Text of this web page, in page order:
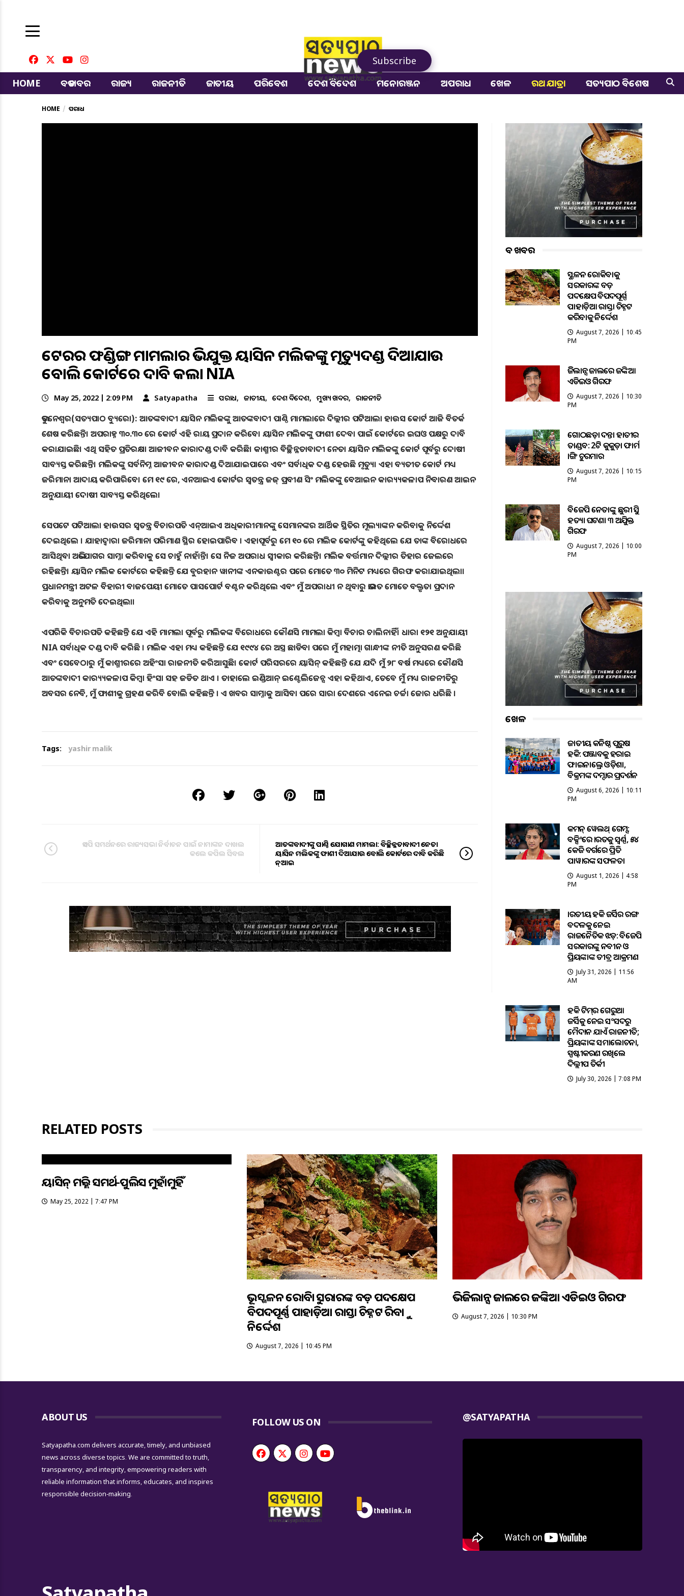
Subscribe
HOME
ବଡ ଖବର ରାଜ୍ୟ ରାଜନୀତି ଜାତୀୟ ପରିବେଶ ଦେଶ ବିଦେଶ ମନୋରଞ୍ଜନ ଅପରାଧ ଖେଳ ରଥ ଯାତ୍ରା ସତ୍ୟପାଠ ବିଶେଷ
HOME ଅପରାଧ
ଟେରର ଫଣ୍ଡିଙ୍ଗ ମାମଲାର ଅଭିଯୁକ୍ତ ୟାସିନ ମଲିକଙ୍କୁ ମୃତ୍ୟୁଦଣ୍ଡ ଦିଆଯାଉ
ବୋଲି କୋର୍ଟରେ ଦାବି କଲା NIA
May 25, 2022 | 2:09 PM Satyapatha ଅପରାଧ ଜାତୀୟ ଦେଶ ବିଦେଶ ମୁଖ୍ୟ ଖବର ରାଜନୀତି
ଭୁବନେଶ୍ୱର(ସତ୍ୟପାଠ ବ୍ୟୁରୋ): ଆତଙ୍କବାଦୀ ୟାସିନ ମଲିକଙ୍କୁ ଆତଙ୍କବାଦୀ ପାଣ୍ଠି ମାମଲାରେ ଦିଲ୍ଲୀର ପଟିଆଲା ହାଉସ କୋର୍ଟ ଆଜି ବିତର୍କ
ଶେଷ କରିଛନ୍ତି। ଅପରାହ୍ନ ୩୦.୩୦ ରେ କୋର୍ଟ ଏହି ରାୟ ପ୍ରଦାନ କରିବେ। ୟାସିନ ମଲିକଙ୍କୁ ଫାଶୀ ଦେବା ପାଇଁ କୋର୍ଟରେ ଇଘଓ ପକ୍ଷରୁ ଦାବି
କରାଯାଇଛି। ଏଥି ସହିତ ପ୍ରତିରକ୍ଷା ଆଜୀବନ କାରାଦଣ୍ଡ ଦାବି କରିଛି। କାଶ୍ମୀର ବିଚ୍ଛିନ୍ନତାବାଦୀ ନେତା ୟାସିନ ମଲିକଙ୍କୁ କୋର୍ଟ ପୂର୍ବରୁ ଦୋଷୀ
ସାବ୍ୟସ୍ତ କରିଛନ୍ତି। ମଲିକଙ୍କୁ ସର୍ବନିମ୍ନ ଆଜୀବନ କାରାଦଣ୍ଡ ଦିଆଯାଇପାରେ ଏବଂ ସର୍ବାଧିକ ଦଣ୍ଡ ହେଉଛି ମୃତ୍ୟୁ। ଏହା ବ୍ୟତୀତ କୋର୍ଟ ମଧ୍ୟ
ଜରିମାନା ଆଦାୟ କରିପାରିବେ। ମେ ୧୯ ରେ, ଏନଆଇଏ କୋର୍ଟର ସ୍ୱତନ୍ତ୍ର ଜଜ୍ ପ୍ରବୀଣ ସିଂ ମଲିକଙ୍କୁ ବେଆଇନ କାର‌୍ୟ୍ୟକଳାପ ନିବାରଣ ଆଇନ
ଅନୁଯାୟୀ ଦୋଷୀ ସାବ୍ୟସ୍ତ କରିଥିଲେ।
ସେପଟେ ପଟିଆଲା ହାଉସର ସ୍ୱତନ୍ତ୍ର ବିଚାରପତି ଏନ୍ଆଇଏ ଅଧିକାରୀମାନଙ୍କୁ ସେମାନଙ୍କର ଆର୍ଥିକ ସ୍ଥିତିର ମୂଲ୍ୟାଙ୍କନ କରିବାକୁ ନିର୍ଦ୍ଦେଶ
ଦେଇଥିଲେ । ଯାହାଦ୍ୱାରା ଜରିମାନା ପରିମାଣ ସ୍ଥିର ହୋଇପାରିବ । ଏହାପୂର୍ବରୁ ମେ ୧୦ ରେ ମଲିକ କୋର୍ଟଙ୍କୁ କହିଥିଲେ ଯେ ତାଙ୍କ ବିରୋଧରେ
ଆସିଥିବା ଅଭିଯୋଗର ସାମ୍ନା କରିବାକୁ ସେ ଚାହୁଁ ନାହାଁନ୍ତି। ସେ ନିଜ ଅପରାଧ ସ୍ୱୀକାର କରିଛନ୍ତି। ମଲିକ ବର୍ତ୍ତମାନ ଦିଲ୍ଲୀର ତିହାର ଜେଲରେ
ରହିଛନ୍ତି। ୟାସିନ ମଲିକ କୋର୍ଟରେ କହିଛନ୍ତି ଯେ ବୁରହାନ ୱାନୀଙ୍କ ଏନକାଉଣ୍ଟର ପରେ ମୋତେ ୩୦ ମିନିଟ ମଧ୍ୟରେ ଗିରଫ କରାଯାଇଥିଲା।
ପ୍ରଧାନମନ୍ତ୍ରୀ ଅଟଳ ବିହାରୀ ବାଜପେୟୀ ମୋତେ ପାସପୋର୍ଟ ବଣ୍ଟନ କରିଥିଲେ ଏବଂ ମୁଁ ଅପରାଧୀ ନ ଥିବାରୁ ଭାରତ ମୋତେ ବକ୍ତୃତା ପ୍ରଦାନ
କରିବାକୁ ଅନୁମତି ଦେଇଥିଲା।
ଏପରିକି ବିଚାରପତି କହିଛନ୍ତି ଯେ ଏହି ମାମଲା ପୂର୍ବରୁ ମଲିକଙ୍କ ବିରୋଧରେ କୌଣସି ମାମଲା କିମ୍ବା ବିଚାର ଚାଲିନାହିଁ। ଧାରା ୧୨୧ ଅନୁଯାୟୀ
NIA ସର୍ବାଧିକ ଦଣ୍ଡ ଦାବି କରିଛି । ମଲିକ ଏହା ମଧ୍ୟ କହିଛନ୍ତି ଯେ ୧୯୯୪ ରେ ଅସ୍ତ୍ର ଛାଡିବା ପରେ ମୁଁ ମହାତ୍ମା ଗାନ୍ଧୀଙ୍କ ନୀତି ଅନୁସରଣ କରିଛି
ଏବଂ ସେବେଠାରୁ ମୁଁ କାଶ୍ମୀରରେ ଅହିଂସା ରାଜନୀତି କରିଆସୁଛି। କୋର୍ଟ ପରିସରରେ ୟାସିନ୍ କହିଛନ୍ତି ଯେ ଯଦି ମୁଁ ୨୮ ବର୍ଷ ମଧ୍ୟରେ କୌଣସି
ଆତଙ୍କବାଦୀ କାର‌୍ୟ୍ୟକଳାପ କିମ୍ବା ହିଂସା ସହ ଜଡିତ ଥାଏ । ତାହାଲେ ଇଣ୍ଡିଆନ୍ ଇଣ୍ଟେଲିଜେନ୍ସ ଏହା କହିଥାଏ, ତେବେ ମୁଁ ମଧ୍ୟ ରାଜନୀତିରୁ
ଅବସର ନେବି, ମୁଁ ଫାଶୀକୁ ଗ୍ରହଣ କରିବି ବୋଲି କହିଛନ୍ତି । ଏ ଖବର ସାମ୍ନାକୁ ଆସିବା ପରେ ସାରା ଦେଶରେ ଏନେଇ ଚର୍ଚ୍ଚା ଜୋର ଧରିଛି ।
Tags: yashir malik
ଏସପି ସମର୍ଥନରେ ରାଜ୍ୟସଭା ନିର୍ବାଚନ ପାଇଁ ନାମାଙ୍କନ ଦାଖଲ
କଲେ କପିଲ ସିବଲ
ଆତଙ୍କବାଦୀଙ୍କୁ ପାଣ୍ଠି ଯୋଗାଣ ମାମଲା: ବିଚ୍ଛିନ୍ନତାବାଦୀ ନେତା
ୟାସିନ ମଲିକଙ୍କୁ ଫାଶୀ ଦିଆଯାଉ ବୋଲି କୋର୍ଟରେ ଦାବି କରିଛି
ଏନ୍‌ଆଇଏ
ବଡ ଖବର
ଭୂସ୍ଖଳନ ରୋକିବାକୁ
ସରକାରଙ୍କ ବଡ଼
ପଦକ୍ଷେପ ବିପଦପୂର୍ଣ୍ଣ
ପାହାଡ଼ିଆ ରାସ୍ତା ଚିହ୍ନଟ
କରିବାକୁ ନିର୍ଦ୍ଦେଶ
August 7, 2026 | 10:45
PM
ଭିଜିଲାନ୍ସ ଜାଲରେ ଜଙ୍କିଆ
ଏଡିଇଓ ଗିରଫ
August 7, 2026 | 10:30
PM
ଗୋଠଛଡ଼ା ଦନ୍ତା ହାତୀର
ତାଣ୍ଡବ: 2ଟି କୁକୁଡ଼ା ଫାର୍ମ
ଭାଙ୍ଗି ଚୁରମାର
August 7, 2026 | 10:15
PM
ବିଜେପି ନେତାଙ୍କୁ ଛୁରୀ ଭୁସି
ହତ୍ୟା ଘଟଣା ୩ ଅଭିଯୁକ୍ତ
ଗିରଫ
August 7, 2026 | 10:00
PM
ଖେଳ
ଜାତୀୟ କନିଷ୍ଠ ପୁରୁଷ
ହକି: ପଞ୍ଜାବକୁ ହରାଇ
ଫାଇନାଲ୍ରେ ଓଡ଼ିଶା,
ବିକ୍ରମଙ୍କ ଦମ୍ଦାର ପ୍ରଦର୍ଶନ
August 6, 2026 | 10:11
PM
କମନ୍ ୱେଲଥ୍ ଗେମ୍ସ:
ବକ୍ସିଂରେ ଭାରତକୁ ସ୍ବର୍ଣ୍ଣ, ୫୪
କେଜି ବର୍ଗରେ ପ୍ରିତି
ପାୱାରଙ୍କ ସଫଳତା
August 1, 2026 | 4:58
PM
ଭାରତୀୟ ହକି ଜର୍ସିର ରଙ୍ଗ
ବଦଳକୁ ନେଇ
ରାଜନୈତିକ ଝଡ଼: ବିଜେପି
ସରକାରଙ୍କୁ ନବୀନ ଓ
ପ୍ରିୟଙ୍କାଙ୍କ ତୀବ୍ର ଆକ୍ରମଣ
July 31, 2026 | 11:56
AM
ହକି ଟିମ୍‌ର ଗେରୁଆ
ଜର୍ସିକୁ ନେଇ ସଂସଦରୁ
ମୈଦାନ ଯାଏଁ ରାଜନୀତି;
ପ୍ରିୟଙ୍କାଙ୍କ ସମାଲୋଚନା,
ସ୍ପଷ୍ଟୀକରଣ ରଖିଲେ
ଦିଲ୍ଲୀପ ତିର୍କୀ
July 30, 2026 | 7:08 PM
RELATED POSTS
ୟାସିନ୍‌ ମଲ୍ଲିକ ସମର୍ଥକ-ପୁଲିସ ମୁହାଁମୁହିଁ
May 25, 2022 | 7:47 PM
ଭୂସ୍ଖଳନ ରୋକିବାକୁ ସରକାରଙ୍କ ବଡ଼ ପଦକ୍ଷେପ
ବିପଦପୂର୍ଣ୍ଣ ପାହାଡ଼ିଆ ରାସ୍ତା ଚିହ୍ନଟ କରିବାକୁ
ନିର୍ଦ୍ଦେଶ
August 7, 2026 | 10:45 PM
ଭିଜିଲାନ୍ସ ଜାଲରେ ଜଙ୍କିଆ ଏଡିଇଓ ଗିରଫ
August 7, 2026 | 10:30 PM
ABOUT US
Satyapatha.com delivers accurate, timely, and unbiased
news across diverse topics. We are committed to truth,
transparency, and integrity, empowering readers with
reliable information that informs, educates, and inspires
responsible decision-making.
FOLLOW US ON @SATYAPATHA